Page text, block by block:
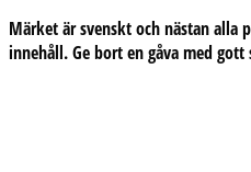
Märket är svenskt och nästan alla
innehåll. Ge bort en gåva med gott